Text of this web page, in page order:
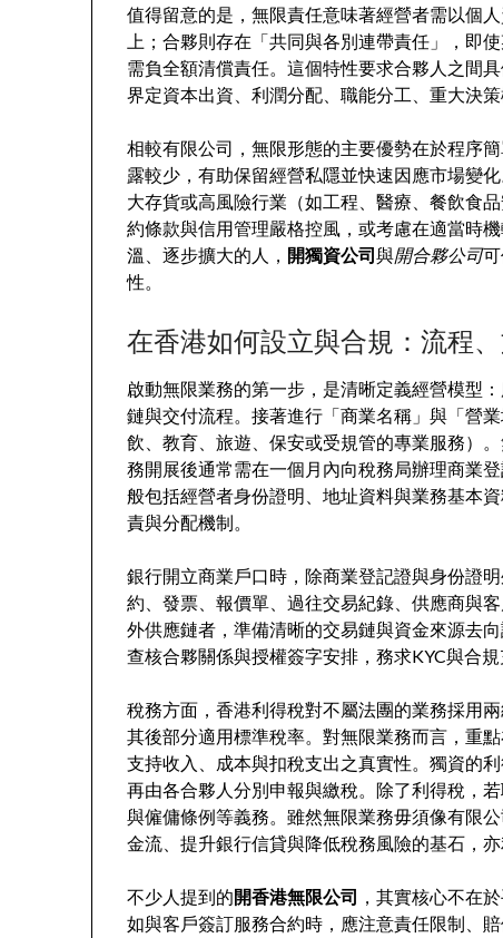
值得留意的是，無限責任意味著經營者需以個
上；合夥則存在「共同與各別連帶責任」，即
需負全額清償責任。這個特性要求合夥人之間
界定資本出資、利潤分配、職能分工、重大決
相較有限公司，無限形態的主要優勢在於程序
露較少，有助保留經營私隱並快速因應市場變
大存貨或高風險行業（如工程、醫療、餐飲食
約條款與信用管理嚴格控風，或考慮在適當時
溫、逐步擴大的人， 開獨資公司與開合夥公司
性。
在香港如何設立與合規：流程
啟動無限業務的第一步，是清晰定義經營模型
鏈與交付流程。接著進行「商業名稱」與「營
飲、教育、旅遊、保安或受規管的專業服務）
務開展後通常需在一個月內向稅務局辦理商業
般包括經營者身份證明、地址資料與業務基本
責與分配機制。
銀行開立商業戶口時，除商業登記證與身份證
約、發票、報價單、過往交易紀錄、供應商與
外供應鏈者，準備清晰的交易鏈與資金來源去
查核合夥關係與授權簽字安排，務求KYC與合規
稅務方面，香港利得稅對不屬法團的業務採用
其後部分適用標準稅率。對無限業務而言，重
支持收入、成本與扣稅支出之真實性。獨資的
再由各合夥人分別申報與繳稅。除了利得稅，
與僱傭條例等義務。雖然無限業務毋須像有限
金流、提升銀行信貸與降低稅務風險的基石，
不少人提到的開香港無限公司 ，其實核心不在
如與客戶簽訂服務合約時，應注意責任限制、